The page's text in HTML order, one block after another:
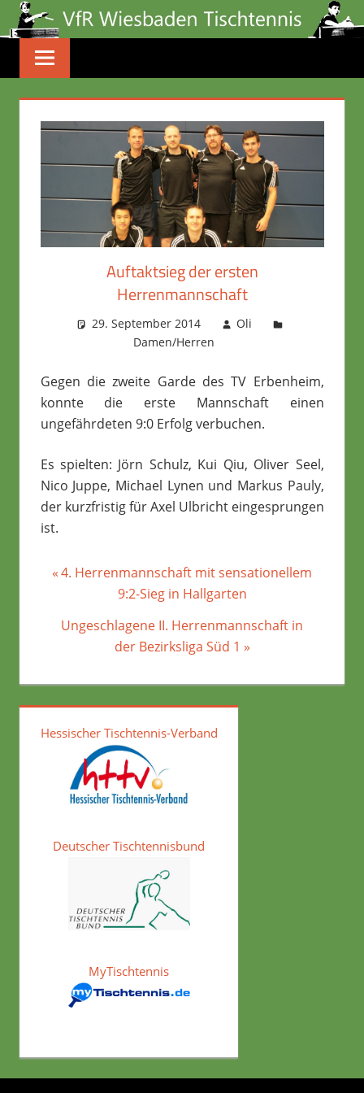
Zum
Inhalt
springen
Auftaktsieg der ersten
Herrenmannschaft
29. September 2014
Oli
Damen/Herren
Gegen die zweite Garde des TV Erbenheim,
konnte die erste Mannschaft einen
ungefährdeten 9:0 Erfolg verbuchen.
Es spielten: Jörn Schulz, Kui Qiu, Oliver Seel,
Nico Juppe, Michael Lynen und Markus Pauly,
der kurzfristig für Axel Ulbricht eingesprungen
ist.
Beitragsnavigation
Vorheriger
4. Herrenmannschaft mit sensationellem
9:2-Sieg in Hallgarten
Nächster
Ungeschlagene II. Herrenmannschaft in
der Bezirksliga Süd 1
Hessischer Tischtennis-Verband
Deutscher Tischtennisbund
MyTischtennis